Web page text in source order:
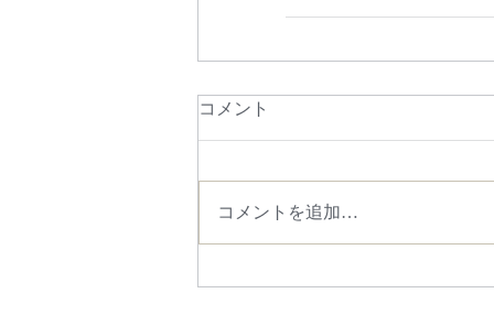
コメント
コメントを追加…